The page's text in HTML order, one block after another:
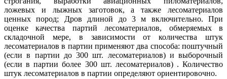
ложевых и лыжных заготовок, а также лесоматериалов
ценных пород; Дров длиной до 3 м включительно. При
оценке качества партий лесоматериалов, обмеряемых в
складочной мере, в зависимости от количества штук
лесоматериалов в партии применяют два способа: поштучный
(если в партии до 300 шт. лесоматериалов) и выборочный
(если в партии более 300 шт. лесоматериалов) . Количество
штук лесоматериалов в партии определяют ориентировочно.